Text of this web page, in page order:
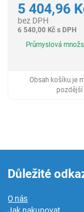
5 404,96
bez DPH
6 540,00 Kč s DPH
Průmyslová
Obsah košíku je
pozdější
Důležité
O nás
Jak nakupovat